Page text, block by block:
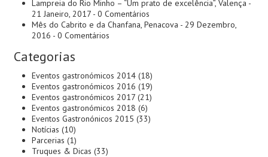
Lampreia do Rio Minho – “Um prato de excelência”, Valença -
21 Janeiro, 2017 - 0 Comentários
Mês do Cabrito e da Chanfana, Penacova - 29 Dezembro,
2016 - 0 Comentários
Categorias
Eventos gastronómicos 2014(18)
Eventos gastronómicos 2016 (19)
Eventos gastronómicos 2017(21)
Eventos gastronómicos 2018 (6)
Eventos Gastronónicos 2015 (33)
Notícias (10)
Parcerias (1)
Truques & Dicas (33)